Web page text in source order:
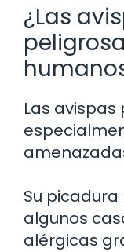
¿Las
Las
Su
algunos
alérgicas